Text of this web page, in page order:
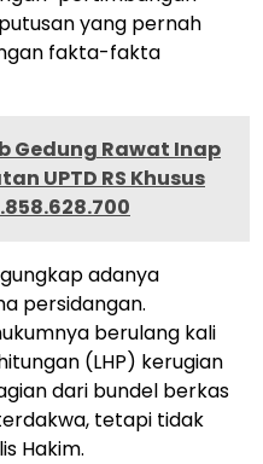
yang pernah
fakta-fakta
Gedung Rawat Inap
UPTD RS Khusus
adanya
persidangan.
berulang kali
(LHP) kerugian
dari bundel berkas
tetapi tidak
Hakim.